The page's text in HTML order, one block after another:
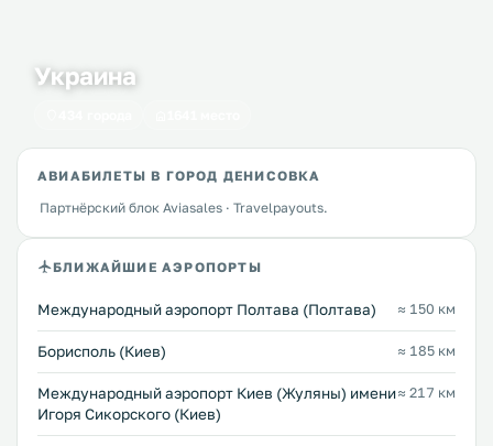
Украина
АВИАБИЛЕТЫ В ГОРОД ДЕНИСОВКА
Партнёрский блок Aviasales · Travelpayouts.
БЛИЖАЙШИЕ АЭРОПОРТЫ
Международный аэропорт Полтава (Полтава) ≈ 150 км
Борисполь (Киев) ≈ 185 км
Международный аэропорт Киев (Жуляны) имени
Игоря Сикорского (Киев)
≈ 217 км